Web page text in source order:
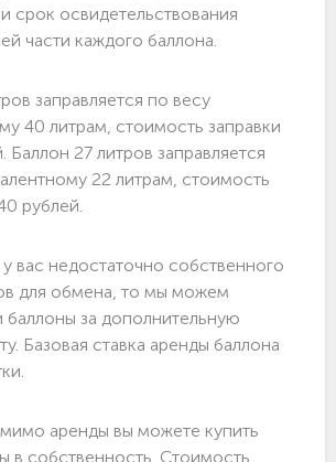
срок освидетельствования
части каждого баллона.
заправляется по весу
40 литрам, стоимость заправки
Баллон 27 литров заправляется
22 литрам, стоимость
рублей.
у вас недостаточно собственного
для обмена, то мы можем
баллоны за дополнительную
Базовая ставка аренды баллона
аренды вы можете купить
в собственность. Стоимость